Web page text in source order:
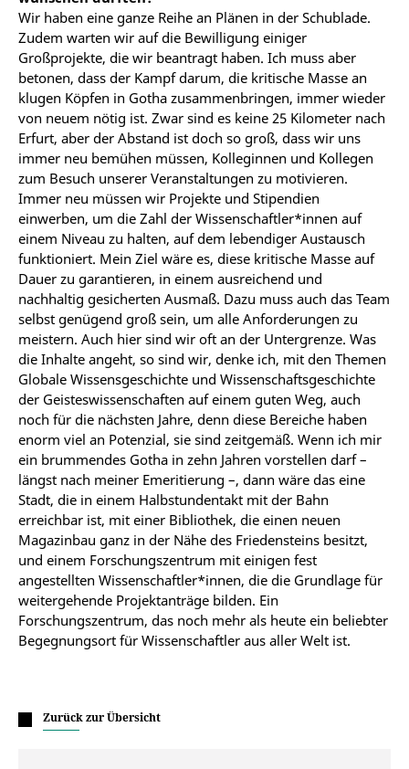
Wir haben eine ganze Reihe an Plänen in der Schublade.
Zudem warten wir auf die Bewilligung einiger
Großprojekte, die wir beantragt haben. Ich muss aber
betonen, dass der Kampf darum, die kritische Masse an
klugen Köpfen in Gotha zusammenbringen, immer wieder
von neuem nötig ist. Zwar sind es keine 25 Kilometer nach
Erfurt, aber der Abstand ist doch so groß, dass wir uns
immer neu bemühen müssen, Kolleginnen und Kollegen
zum Besuch unserer Veranstaltungen zu motivieren.
Immer neu müssen wir Projekte und Stipendien
einwerben, um die Zahl der Wissenschaftler*innen auf
einem Niveau zu halten, auf dem lebendiger Austausch
funktioniert. Mein Ziel wäre es, diese kritische Masse auf
Dauer zu garantieren, in einem ausreichend und
nachhaltig gesicherten Ausmaß. Dazu muss auch das Team
selbst genügend groß sein, um alle Anforderungen zu
meistern. Auch hier sind wir oft an der Untergrenze. Was
die Inhalte angeht, so sind wir, denke ich, mit den Themen
Globale Wissensgeschichte und Wissenschaftsgeschichte
der Geisteswissenschaften auf einem guten Weg, auch
noch für die nächsten Jahre, denn diese Bereiche haben
enorm viel an Potenzial, sie sind zeitgemäß. Wenn ich mir
ein brummendes Gotha in zehn Jahren vorstellen darf –
längst nach meiner Emeritierung –, dann wäre das eine
Stadt, die in einem Halbstundentakt mit der Bahn
erreichbar ist, mit einer Bibliothek, die einen neuen
Magazinbau ganz in der Nähe des Friedensteins besitzt,
und einem Forschungszentrum mit einigen fest
angestellten Wissenschaftler*innen, die die Grundlage für
weitergehende Projektanträge bilden. Ein
Forschungszentrum, das noch mehr als heute ein beliebter
Begegnungsort für Wissenschaftler aus aller Welt ist.
Zurück zur Übersicht